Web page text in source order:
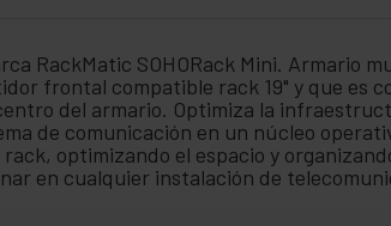
RackMatic SOHORack Mini. Armario
frontal compatible rack 19" y que es
del armario. Optimiza la
de comunicación en un núcleo
optimizando el espacio y
en cualquier instalación de